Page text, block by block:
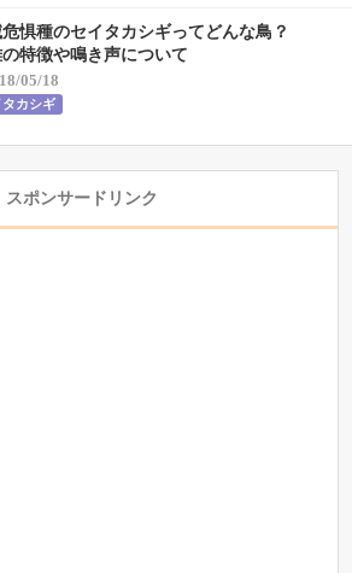
惧種のセイタカシギってどんな鳥？
特徴や鳴き声について
05/18
タカシギ
スポンサードリンク